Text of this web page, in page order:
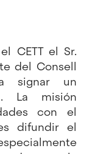
CETT el Sr.
del Consell
signar un
La misión
con el
difundir el